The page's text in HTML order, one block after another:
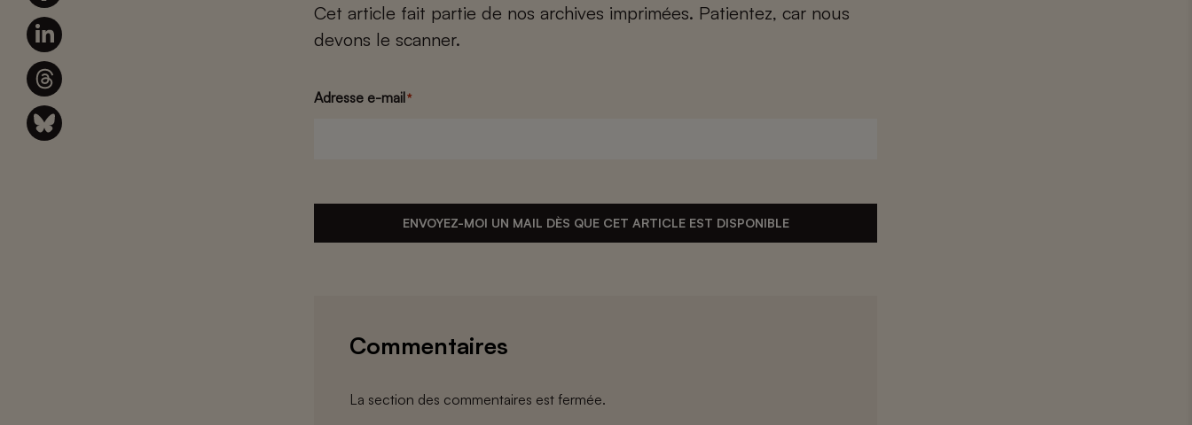
Cet article fait partie de nos archives imprimées. Patientez, car nous
devons le scanner.
Adresse e-mail *
ENVOYEZ-MOI UN MAIL DÈS QUE CET ARTICLE EST DISPONIBLE
Commentaires
La section des commentaires est fermée.